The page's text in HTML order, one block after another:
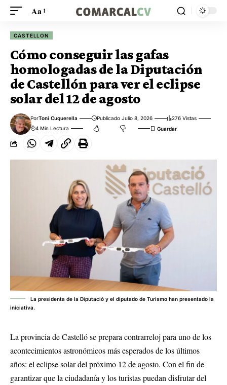
Aa
CASTELLON
Cómo conseguir las gafas
homologadas de la Diputación
de Castellón para ver el eclipse
solar del 12 de agosto
PorToni Cuquerella Publicado Julio 8, 2026
276 Vistas
4 Min Lectura
La presidenta de la Diputació y el diputado de Turismo han presentado la
iniciativa.
La provincia de Castelló se prepara contrarreloj para uno de los
acontecimientos astronómicos más esperados de los últimos
años: el eclipse solar del próximo 12 de agosto. Con el fin de
garantizar que la ciudadanía y los turistas puedan disfrutar del